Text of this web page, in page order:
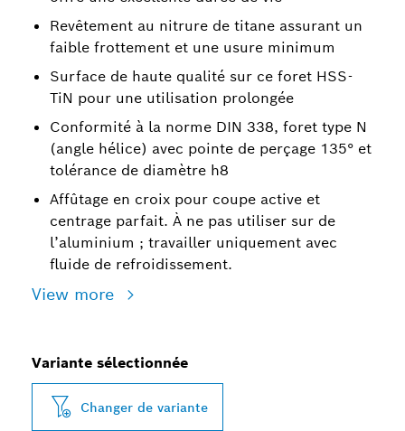
Revêtement au nitrure de titane assurant un
faible frottement et une usure minimum
Surface de haute qualité sur ce foret HSS-
TiN pour une utilisation prolongée
Conformité à la norme DIN 338, foret type N
(angle hélice) avec pointe de perçage 135° et
tolérance de diamètre h8
Affûtage en croix pour coupe active et
centrage parfait. À ne pas utiliser sur de
l’aluminium ; travailler uniquement avec
fluide de refroidissement.
View more
Variante sélectionnée
Changer de variante